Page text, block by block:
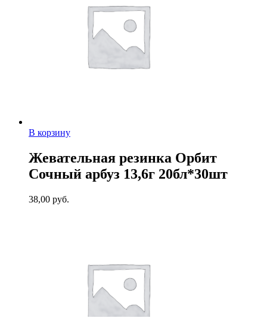
В корзину
Жевательная резинка Орбит
Сочный арбуз 13,6г 20бл*30шт
38,00 руб.